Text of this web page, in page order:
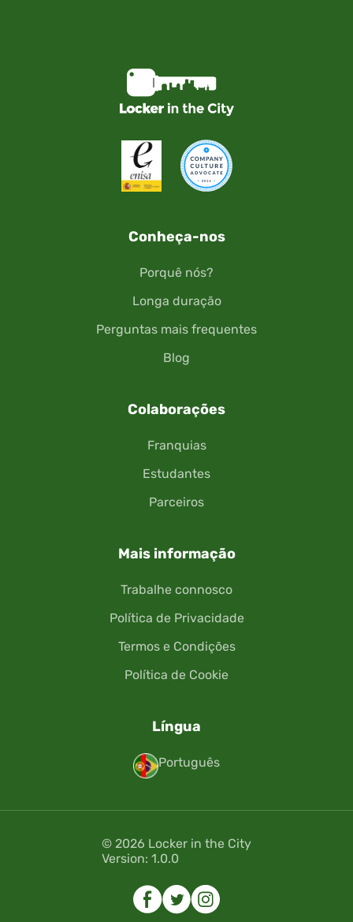
Conheça-nos
Porquê nós?
Longa duração
Perguntas mais frequentes
Blog
Colaborações
Franquias
Estudantes
Parceiros
Mais informação
Trabalhe connosco
Política de Privacidade
Termos e Condições
Política de Cookie
Língua
Português
© 2026 Locker in the City
Version: 1.0.0